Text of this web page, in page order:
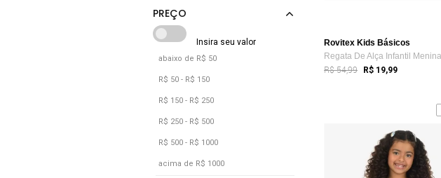
Verde
Vermelho
abaixo de R$ 50
R$ 50 - R$ 150
R$ 150 - R$ 250
R$ 250 - R$ 500
R$ 500 - R$ 1000
acima de R$ 1000
Rovitex Kids Básicos
R$ 54,99 R$ 19,99